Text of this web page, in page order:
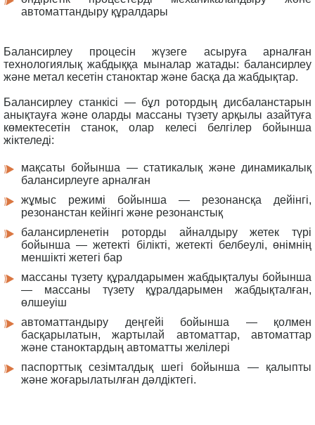
автоматтандыру құралдары
Балансирлеу процесін жүзеге асыруға арналған
технологиялық жабдыққа мыналар жатады: балансирлеу
және метал кесетін станоктар және басқа да жабдықтар.
Балансирлеу станкісі — бұл ротордың дисбаланстарын
анықтауға және оларды массаны түзету арқылы азайтуға
көмектесетін станок, олар келесі белгілер бойынша
жіктеледі:
мақсаты бойынша — статикалық және динамикалық
балансирлеуге арналған
жұмыс режимі бойынша — резонансқа дейінгі,
резонанстан кейінгі және резонанстық
балансирленетін роторды айналдыру жетек түрі
бойынша — жетекті білікті, жетекті белбеулі, өнімнің
меншікті жетегі бар
массаны түзету құралдарымен жабдықталуы бойынша
— массаны түзету құралдарымен жабдықталған,
өлшеуіш
автоматтандыру деңгейі бойынша — қолмен
басқарылатын, жартылай автоматтар, автоматтар
және станоктардың автоматты желілері
паспорттық сезімталдық шегі бойынша — қалыпты
және жоғарылатылған дәлдіктегі.